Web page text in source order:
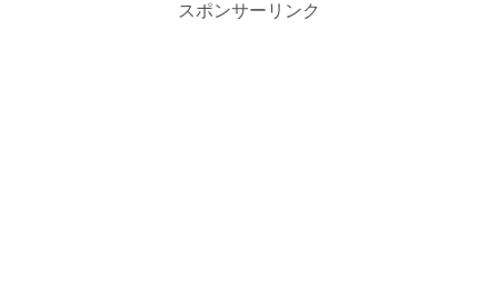
スポンサーリンク